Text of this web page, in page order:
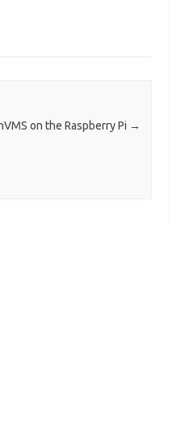
on the Raspberry Pi →